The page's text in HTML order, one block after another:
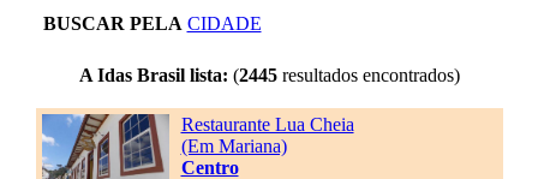
BUSCAR PELA CIDADE
A Idas Brasil lista: (2445resultados encontrados)
Restaurante Lua Cheia
(Em Mariana)
Centro